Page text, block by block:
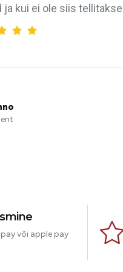
ja kui ei ole siis tellitakse
või apple pay